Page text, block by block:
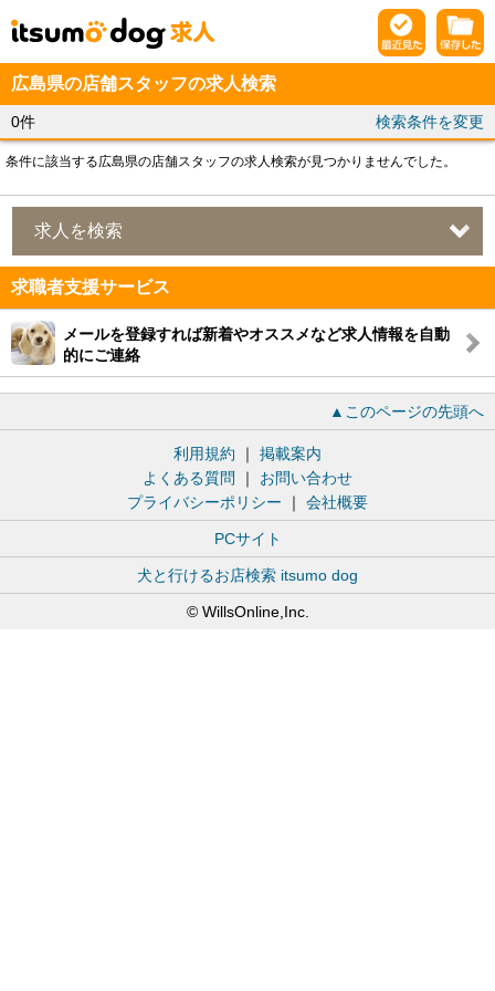
広島県の店舗スタッフの求人検索
0件 検索条件を変更
条件に該当する広島県の店舗スタッフの求人検索が見つかりませんでした。
求人を検索
求職者支援サービス
メールを登録すれば新着やオススメなど求人情報を自動
的にご連絡
▲このページの先頭へ
利用規約 ｜ 掲載案内
よくある質問
｜ お問い合わせ
プライバシーポリシー ｜ 会社概要
PCサイト
犬と行けるお店検索 itsumo dog
© WillsOnline,Inc.